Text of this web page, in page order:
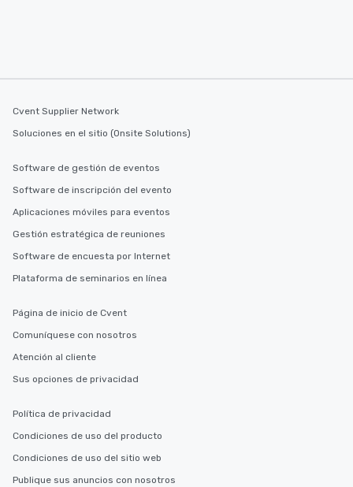
Cvent Supplier Network
Soluciones en el sitio (Onsite Solutions)
Software de gestión de eventos
Software de inscripción del evento
Aplicaciones móviles para eventos
Gestión estratégica de reuniones
Software de encuesta por Internet
Plataforma de seminarios en línea
Página de inicio de Cvent
Comuníquese con nosotros
Atención al cliente
Sus opciones de privacidad
Política de privacidad
Condiciones de uso del producto
Condiciones de uso del sitio web
Publique sus anuncios con nosotros